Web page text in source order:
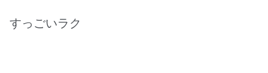
すっごいラク